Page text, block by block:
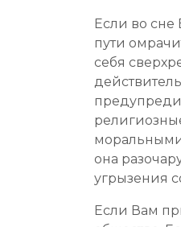
Если во сне
пути
себя
моральными
она
угрызения
Если Вам